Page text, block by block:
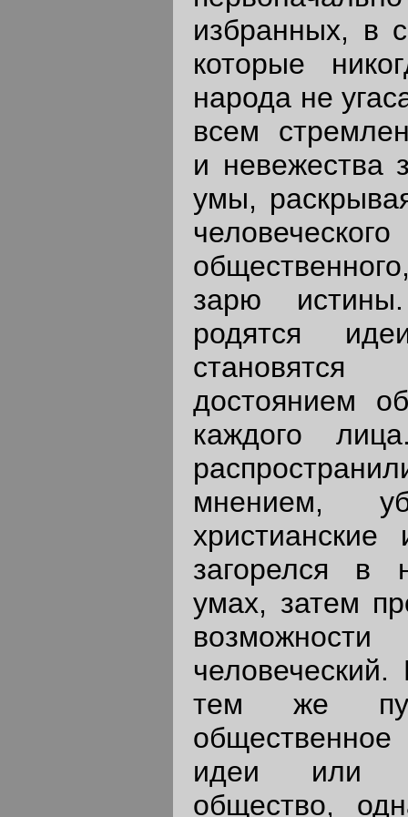
избранных, в
которые
народа не
всем
и невежества
умы,
зарю
родятся
достоянием
каждого
мнением,
загорелся в
умах, затем
тем же
идеи или
общество,